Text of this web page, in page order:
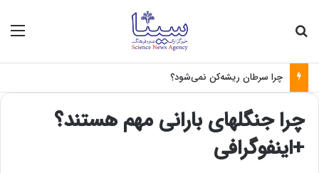
چرا سرطان ریشه‌کن نمی‌شود؟
چرا جنگلهای بارانی مهم هستند؟
+اینفوگرافی